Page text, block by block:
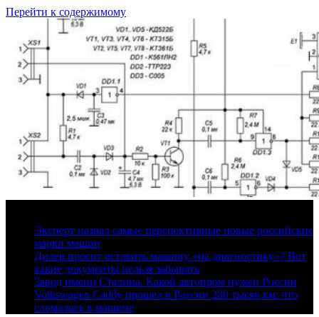
Перейти к содержимому
Эксперт назвал самые перспективные новые российские
марки машин
Дилер просит оставить машину «на диагностику»? Вот
какие документы нельзя забывать
Завод имени Сталина. Какой автопром нужен России
Volkswagen Caddy прошел в России 280 тысяч км: что
сломалось в машине